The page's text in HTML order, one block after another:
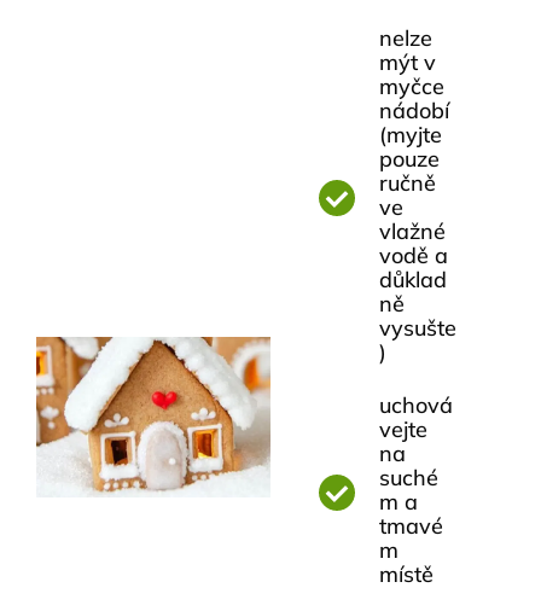
nelze
mýt v
myčce
nádobí
(myjte
pouze
ručně
ve
vlažné
vodě a
důklad
ně
vysušte
)
uchová
vejte
na
suché
m a
tmavé
m
místě